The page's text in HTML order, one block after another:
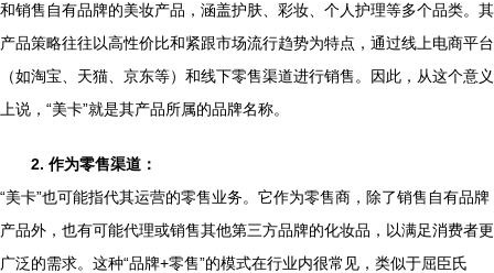
和销售自有品牌的美妆产品，涵盖护肤、彩妆、个人护理等多个品类。其
产品策略往往以高性价比和紧跟市场流行趋势为特点，通过线上电商平台
（如淘宝、天猫、京东等）和线下零售渠道进行销售。因此，从这个意义
上说，“美卡”就是其产品所属的品牌名称。
2. 作为零售渠道：
“美卡”也可能指代其运营的零售业务。它作为零售商，除了销售自有品牌
产品外，也有可能代理或销售其他第三方品牌的化妆品，以满足消费者更
广泛的需求。这种“品牌+零售”的模式在行业内很常见，类似于屈臣氏